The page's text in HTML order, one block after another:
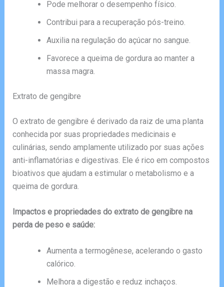
Pode melhorar o desempenho físico.
Contribui para a recuperação pós-treino.
Auxilia na regulação do açúcar no sangue.
Favorece a queima de gordura ao manter a
massa magra.
Extrato de gengibre
O extrato de gengibre é derivado da raiz de uma planta
conhecida por suas propriedades medicinais e
culinárias, sendo amplamente utilizado por suas ações
anti-inflamatórias e digestivas. Ele é rico em compostos
bioativos que ajudam a estimular o metabolismo e a
queima de gordura.
Impactos e propriedades do extrato de gengibre na
perda de peso e saúde:
Aumenta a termogênese, acelerando o gasto
calórico.
Melhora a digestão e reduz inchaços.